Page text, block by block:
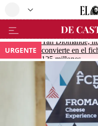
URGENTE
Yan Diomande,
convierte en el
125 millones